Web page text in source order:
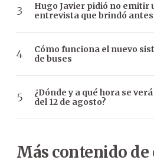
Hugo Javier pidió no emitir
entrevista que brindó
Cómo funciona el nuevo
de buses
¿Dónde y a qué hora se
del 12 de agosto?
Más contenido de